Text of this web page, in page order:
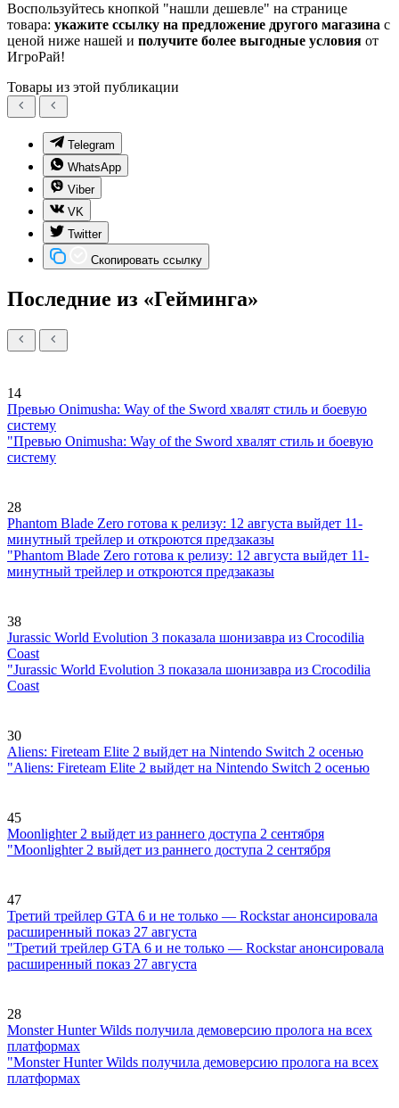
Воспользуйтесь кнопкой "нашли дешевле" на странице
товара: укажите ссылку на предложение другого магазина с
ценой ниже нашей и получите более выгодные условия от
ИгроРай!
Товары из этой публикации
Telegram
WhatsApp
Viber
VK
Twitter
Скопировать ссылку
Последние из «Гейминга»
14
Превью Onimusha: Way of the Sword хвалят стиль и боевую
систему
"Превью Onimusha: Way of the Sword хвалят стиль и боевую
систему
28
Phantom Blade Zero готова к релизу: 12 августа выйдет 11-
минутный трейлер и откроются предзаказы
"Phantom Blade Zero готова к релизу: 12 августа выйдет 11-
минутный трейлер и откроются предзаказы
38
Jurassic World Evolution 3 показала шонизавра из Crocodilia
Coast
"Jurassic World Evolution 3 показала шонизавра из Crocodilia
Coast
30
Aliens: Fireteam Elite 2 выйдет на Nintendo Switch 2 осенью
"Aliens: Fireteam Elite 2 выйдет на Nintendo Switch 2 осенью
45
Moonlighter 2 выйдет из раннего доступа 2 сентября
"Moonlighter 2 выйдет из раннего доступа 2 сентября
47
Третий трейлер GTA 6 и не только — Rockstar анонсировала
расширенный показ 27 августа
"Третий трейлер GTA 6 и не только — Rockstar анонсировала
расширенный показ 27 августа
28
Monster Hunter Wilds получила демоверсию пролога на всех
платформах
"Monster Hunter Wilds получила демоверсию пролога на всех
платформах